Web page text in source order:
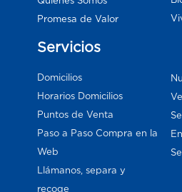
Promesa de Valor
Servicios
Domicilios
Horarios Domicilios
Puntos de Venta
Paso a Paso Compra en la
Web
Llámanos, separa y
recoge